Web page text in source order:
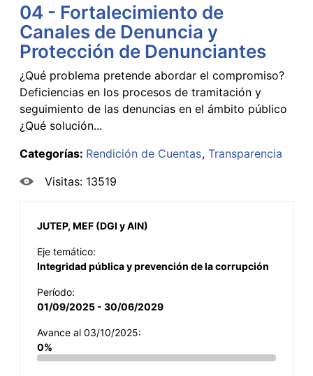
04 - Fortalecimiento de
Canales de Denuncia y
Protección de Denunciantes
¿Qué problema pretende abordar el compromiso?
Deficiencias en los procesos de tramitación y
seguimiento de las denuncias en el ámbito público
¿Qué solución...
Categorías: Rendición de Cuentas Transparencia
Visitas: 13519
JUTEP, MEF (DGI y AIN)
Eje temático:
Integridad pública y prevención de la corrupción
Período:
01/09/2025 - 30/06/2029
Avance al 03/10/2025:
0%